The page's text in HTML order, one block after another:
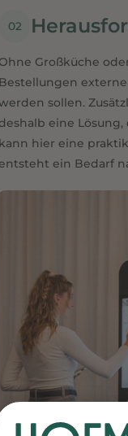
Ohne Großküche
Bestellungen
sollen.
deshalb eine
kann hier eine
entsteht ein Bedarf